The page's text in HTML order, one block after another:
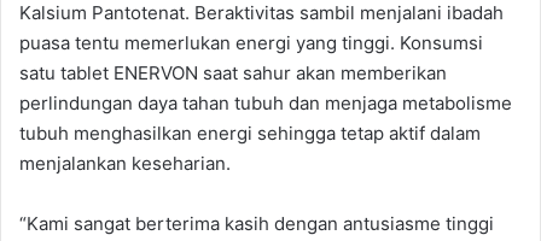
Kalsium Pantotenat. Beraktivitas sambil menjalani ibadah
puasa tentu memerlukan energi yang tinggi. Konsumsi
satu tablet ENERVON saat sahur akan memberikan
perlindungan daya tahan tubuh dan menjaga metabolisme
tubuh menghasilkan energi sehingga tetap aktif dalam
menjalankan keseharian.
“Kami sangat berterima kasih dengan antusiasme tinggi